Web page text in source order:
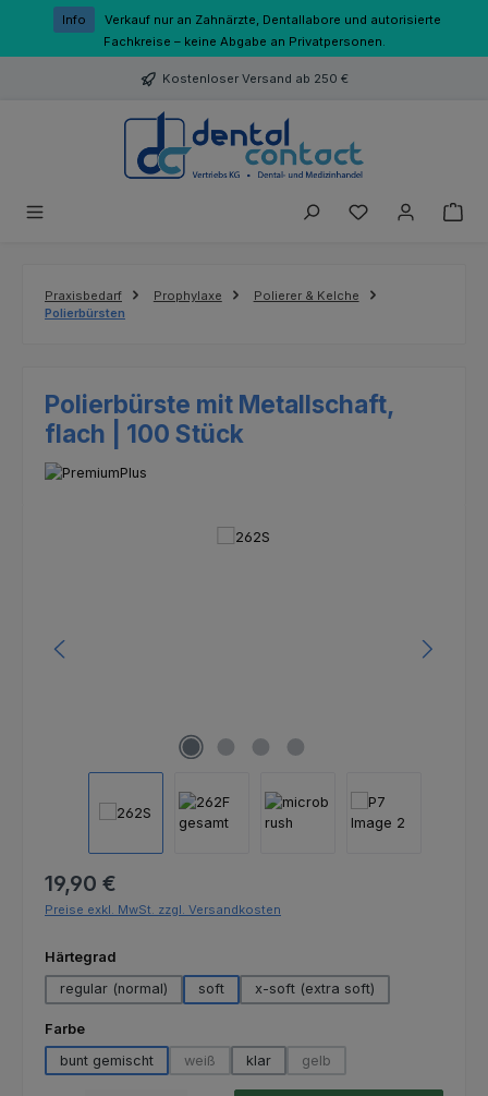
Zum Hauptinhalt springen
Info
Verkauf nur an Zahnärzte, Dentallabore und autorisierte
Fachkreise – keine Abgabe an Privatpersonen.
Kostenloser Versand ab 250 €
Du hast 0
Praxisbedarf Prophylaxe
Polierer & Kelche
Polierbürsten
Polierbürste mit Metallschaft,
flach | 100 Stück
Regulärer Preis:
19,90 €
Preise exkl. MwSt. zzgl. Versandkosten
Härtegrad
regular (normal)
soft x-soft (extra soft)
Farbeauswählen
bunt gemischt
weiß
(Diese Option ist zurzeit nicht verfügbar.)
klar gelb
(Diese Option ist zurzeit